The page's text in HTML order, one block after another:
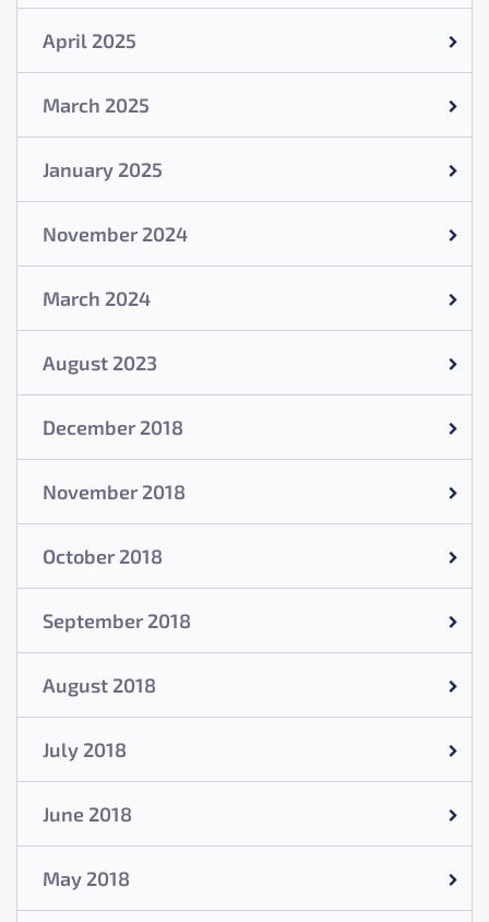
April 2025
March 2025
January 2025
November 2024
March 2024
August 2023
December 2018
November 2018
October 2018
September 2018
August 2018
July 2018
June 2018
May 2018